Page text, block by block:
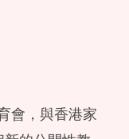
會，與香港家